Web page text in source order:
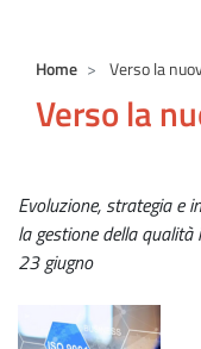
Home Verso la
Verso la
Evoluzione, strategia e
la gestione della
23 giugno